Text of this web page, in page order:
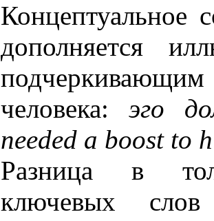
Концептуальное
дополняется
человека:эго
needed a boost to
Разница в
ключевых